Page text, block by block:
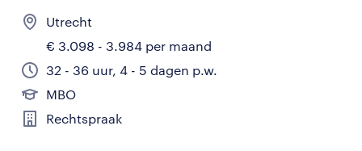
Utrecht
€ 3.098 - 3.984 per maand
32 - 36 uur, 4 - 5 dagen p.w.
MBO
Rechtspraak